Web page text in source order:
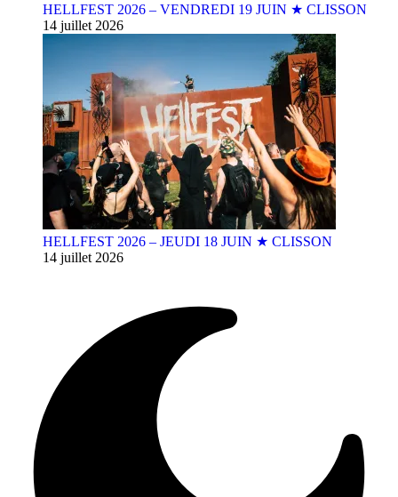
HELLFEST 2026 – VENDREDI 19 JUIN ★ CLISSON
14 juillet 2026
HELLFEST 2026 – JEUDI 18 JUIN ★ CLISSON
14 juillet 2026